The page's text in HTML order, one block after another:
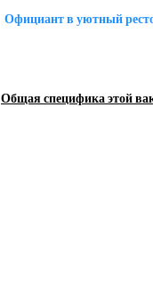
Официант в уютный
Общая специфика этой